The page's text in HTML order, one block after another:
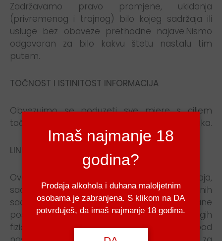
Zadržavamo pravo promjene, ukidanja
(privremenog i trajnog) bilo kojeg sadržaja ili
usluge bez obaveze prethodne najave.Nismo
odgovoran za bilo kakvu štetu nastalu tim
putem.
TOČNOST I ISTINITOST INFORMACIJA
Obvezujmo se poduzeti sve mjere s ciljem
točnog i kvalitetnog informiranja svojih korisnika.
LINKOVI NA DRUGE WEB STRANICE
Ova web stranica sastoji se od vlastitih sadržaja,
sadržaja partnera i oglašivača, besplatnih
sadržaja, sadržaja kreiranih od strane
posjetitelja te linkova na vanjske stranice drugih
fizičkih ili pravnih osoba. Te stranice nisu pod
Imaš najmanje 18
godina?
Prodaja alkohola i duhana maloljetnim
osobama je zabranjena. S klikom na DA
potvrđuješ, da imaš najmanje 18 godina.